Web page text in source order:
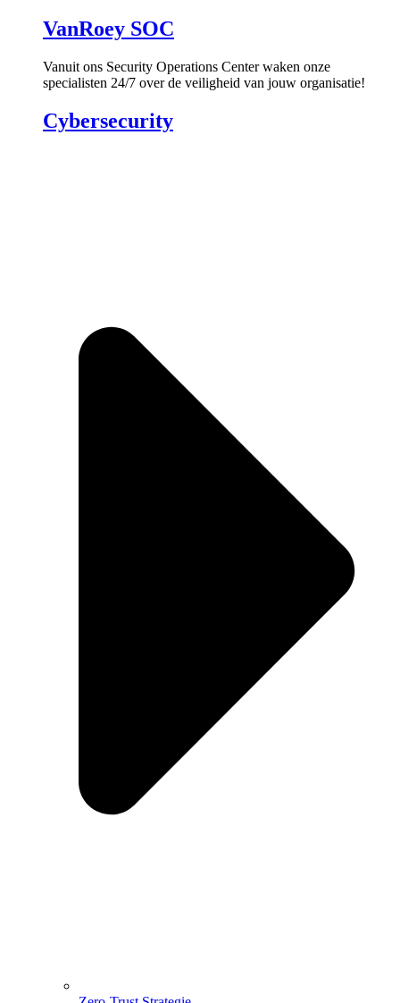
VanRoey SOC
Vanuit ons Security Operations Center waken onze
specialisten 24/7 over de veiligheid van jouw organisatie!
Cybersecurity